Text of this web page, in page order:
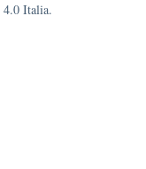
4.0 Italia.